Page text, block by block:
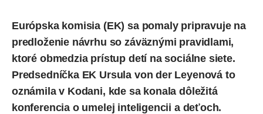
Európska komisia (EK) sa pomaly pripravuje na
predloženie návrhu so záväznými pravidlami,
ktoré obmedzia prístup detí nasociálne siete.
Predsedníčka EK Ursula von der Leyenová to
oznámila v Kodani, kde sa konala dôležitá
konferencia o umelej inteligencii a deťoch.